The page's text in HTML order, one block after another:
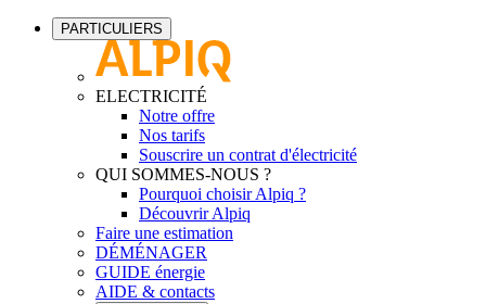
PARTICULIERS
ELECTRICITÉ
Notre offre
Nos tarifs
Souscrire un contrat d'électricité
QUI SOMMES-NOUS ?
Pourquoi choisir Alpiq ?
Découvrir Alpiq
Faire une estimation
DÉMÉNAGER
GUIDE énergie
AIDE & contacts